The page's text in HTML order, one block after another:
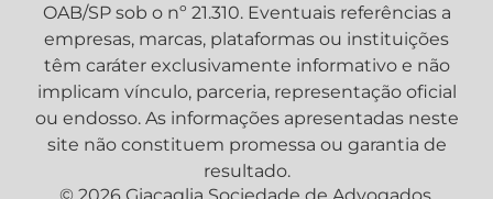
OAB/SP sob o nº 21.310. Eventuais referências a
empresas, marcas, plataformas ou instituições
têm caráter exclusivamente informativo e não
implicam vínculo, parceria, representação oficial
ou endosso. As informações apresentadas neste
site não constituem promessa ou garantia de
resultado.